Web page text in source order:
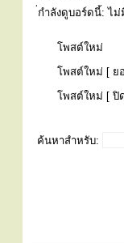
กำลังดูบอร์ดนี้: ไ
โพสต์ใหม่
โพสต์ใหม่ [ ย
โพสต์ใหม่ [ ปิ
ค้นหาสำหรับ: